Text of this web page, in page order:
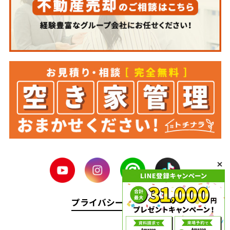
プライバシーポリシー